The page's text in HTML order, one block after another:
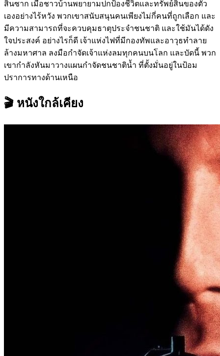
สิ้นซาก เมื่อชาวบ้านพยายามปกป้องชีวิตและทรัพย์สินของตัว
เองอย่างไร้หวัง พวกเขาสนับสนุนคนเพียงไม่กี่คนที่ถูกเลือก และ
มีความสามารถที่จะควบคุมธาตุประจำชนชาติ และใช้มันได้ดัง
ใจประสงค์ อย่างไรก็ดี เจ้าแห่งไฟที่มีกองทัพและอาวุธทำลาย
ล้างมหาศาล ลงมือกำจัดเจ้าแห่งลมทุกคนบนโลก และบัดนี้ พวก
เขากำลังหันมาวางแผนกำจัดชนชาติน้ำ ที่ตั้งมั่นอยู่ในป้อม
ปราการทางด้านเหนือ
🎬 หนังใกล้เคียง